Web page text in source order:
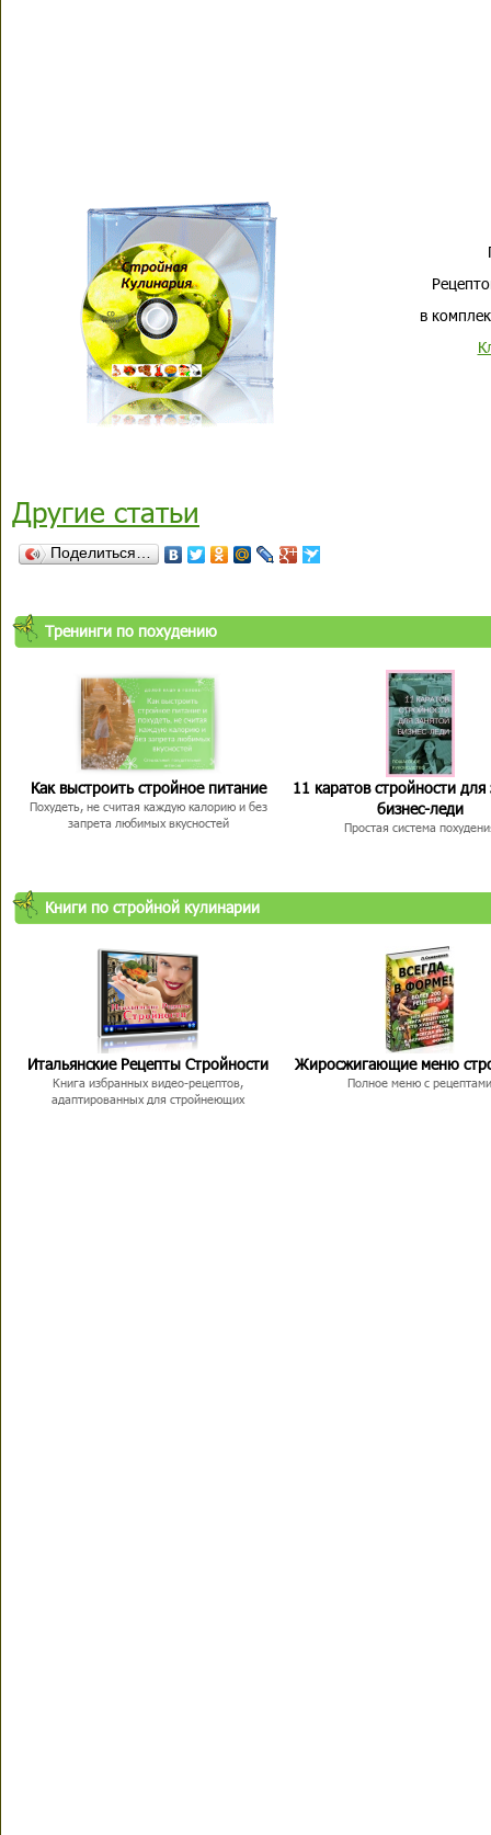
в
Другие статьи
Поделиться…
Тренинги по похудению
Как выстроить стройное питание
Похудеть, не считая каждую калорию и без
запрета любимых вкусностей
11 каратов стройности для
бизнес-леди
Простая система
Книги по стройной кулинарии
Итальянские Рецепты Стройности
Книга избранных видео-рецептов,
адаптированных для стройнеющих
Жиросжигающие меню
Полное меню с рецептами